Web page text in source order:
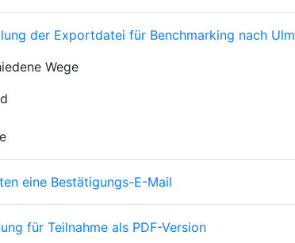
der Exportdatei für Benchmarking nach Ulm
Wege
eine Bestätigungs-E-Mail
für Teilnahme als PDF-Version